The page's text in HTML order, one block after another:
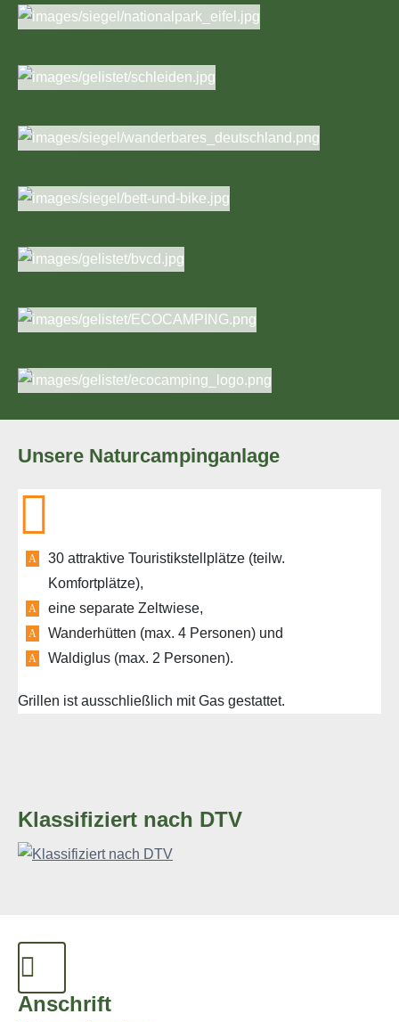
Unsere Naturcampinganlage
30 attraktive Touristikstellplätze (teilw.
Komfortplätze),
eine separate Zeltwiese,
Wanderhütten (max. 4 Personen) und
Waldiglus (max. 2 Personen).
Grillen ist ausschließlich mit Gas gestattet.
Klassifiziert nach DTV
Anschrift